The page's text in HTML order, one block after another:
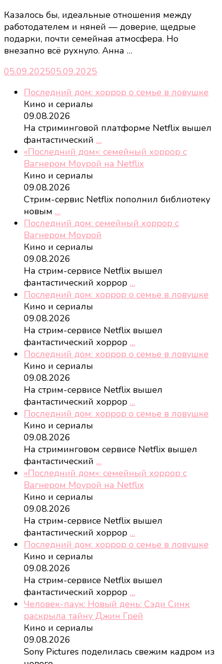
Казалось бы, идеальные отношения между
работодателем и няней — доверие, щедрые
подарки, почти семейная атмосфера. Но
внезапно всё рухнуло. Анна …
05.09.202505.09.2025
Последний дом: хоррор о семье в ловушке
Кино и сериалы
09.08.2026
На стриминговой платформе Netflix вышел
фантастический …
«Последний дом»: семейный хоррор с
Вагнером Моурой на Netflix
Кино и сериалы
09.08.2026
Стрим-сервис Netflix пополнил библиотеку
новым …
Последний дом: семейный хоррор с
Вагнером Моурой
Кино и сериалы
09.08.2026
На стрим-сервисе Netflix вышел
фантастический хоррор …
Последний дом: хоррор о семье в ловушке
Кино и сериалы
09.08.2026
На стрим-сервисе Netflix вышел
фантастический хоррор …
Последний дом: хоррор о семье в ловушке
Кино и сериалы
09.08.2026
На стрим-сервисе Netflix вышел
фантастический хоррор …
Последний дом: хоррор о семье в ловушке
Кино и сериалы
09.08.2026
На стриминговом сервисе Netflix вышел
фантастический …
«Последний дом»: семейный хоррор с
Вагнером Моурой на Netflix
Кино и сериалы
09.08.2026
На стрим-сервисе Netflix вышел
фантастический хоррор …
Последний дом: хоррор о семье в ловушке
Кино и сериалы
09.08.2026
На стрим-сервисе Netflix вышел
фантастический хоррор …
Человек-паук: Новый день: Сэди Синк
раскрыла тайну Джин Грей
Кино и сериалы
09.08.2026
Sony Pictures поделилась свежим кадром из